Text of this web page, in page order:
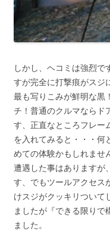
しかし、ヘコミは強烈
すが完全に打撃痕がスジ
最も写りこみが鮮明な黒
チ！普通のクルマならド
す、正直なところフレー
を入れてみると・・・何
めての体験かもしれませ
遭遇した事はありますが
す、でもツールアクセス
けスジがクッキリついて
ましたが『できる限りで
ました。